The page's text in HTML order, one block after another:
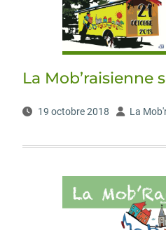
La Mob’raisienne
19 octobre 2018 La